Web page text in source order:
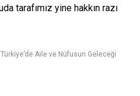
tarafımız yine hakkın razı
Türkiye’de Aile ve Nüfusun Geleceği